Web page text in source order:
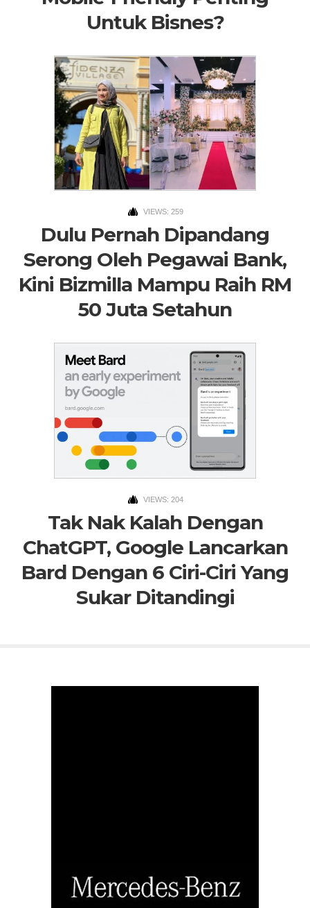
Untuk Bisnes?
VIEWS: 259
Dulu Pernah Dipandang
Serong Oleh Pegawai Bank,
Kini Bizmilla Mampu Raih RM
50 Juta Setahun
VIEWS: 204
Tak Nak Kalah Dengan
ChatGPT, Google Lancarkan
Bard Dengan 6 Ciri-Ciri Yang
Sukar Ditandingi